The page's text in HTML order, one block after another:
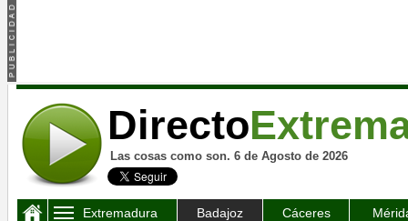
Directo
Las cosas como son. 6 de Agosto de 2026
Extremadura Badajoz Cáceres